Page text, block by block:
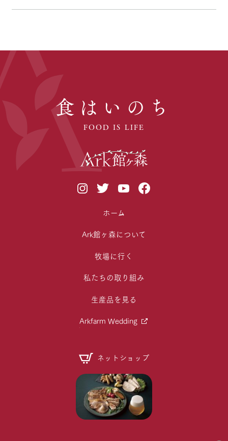
食はいのち
FOOD IS LIFE
ホーム
Ark館ヶ森について
牧場に行く
私たちの取り組み
生産品を見る
Arkfarm Wedding
ネットショップ